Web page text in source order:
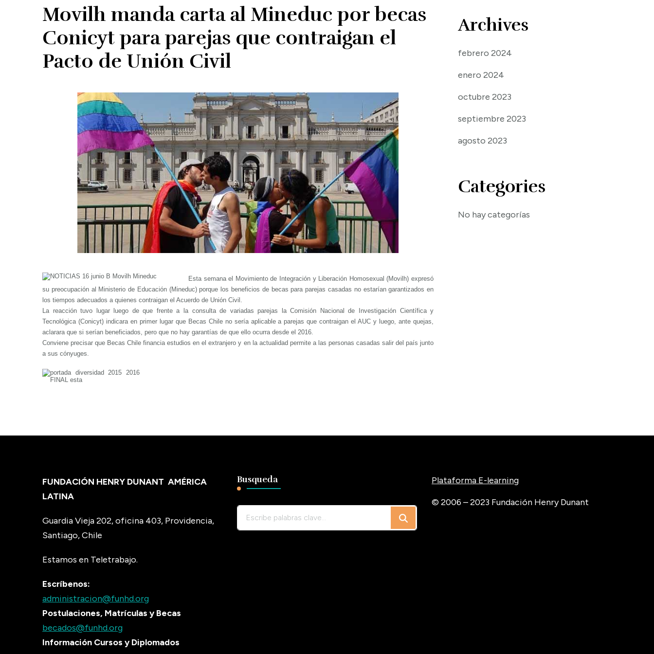
Movilh manda carta al Mineduc por becas
Conicyt para parejas que contraigan el
Pacto de Unión Civil
Esta semana el Movimiento de Integración y Liberación Homosexual (Movilh) expresó
su preocupación al Ministerio de Educación (Mineduc) porque los beneficios de becas para parejas casadas no estarían garantizados en
los tiempos adecuados a quienes contraigan el Acuerdo de Unión Civil.
La reacción tuvo lugar luego de que frente a la consulta de variadas parejas la Comisión Nacional de Investigación Científica y
Tecnológica (Conicyt) indicara en primer lugar que Becas Chile no sería aplicable a parejas que contraigan el AUC y luego, ante quejas,
aclarara que si serían beneficiados, pero que no hay garantías de que ello ocurra desde el 2016.
Conviene precisar que Becas Chile financia estudios en el extranjero y en la actualidad permite a las personas casadas salir del país junto
a sus cónyuges.
Archives
febrero 2024
enero 2024
octubre 2023
septiembre 2023
agosto 2023
Categories
No hay categorías
FUNDACIÓN HENRY DUNANT AMÉRICA
LATINA
Guardia Vieja 202, oficina 403, Providencia,
Santiago, Chile
Estamos en Teletrabajo.
Escríbenos:
administracion@funhd.org
Postulaciones, Matrículas y Becas
becados@funhd.org
Información Cursos y Diplomados
Busqueda
¿Buscas
algo?
Plataforma E-learning
© 2006 – 2023 Fundación Henry Dunant